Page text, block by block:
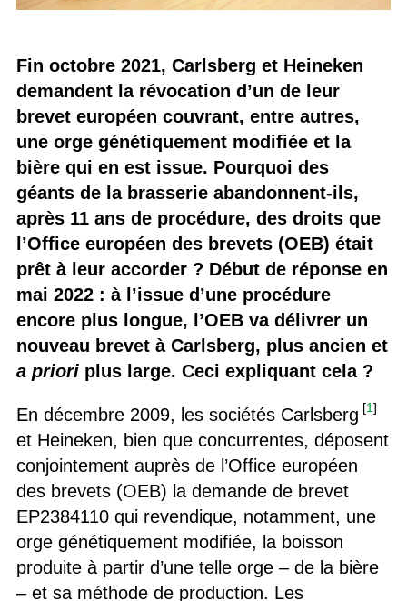
Fin octobre 2021, Carlsberg et Heineken
demandent la révocation d’un de leur
brevet européen couvrant, entre autres,
une orge génétiquement modifiée et la
bière qui en est issue. Pourquoi des
géants de la brasserie abandonnent-ils,
après 11 ans de procédure, des droits que
l’Office européen des brevets (OEB) était
prêt à leur accorder ? Début de réponse en
mai 2022 : à l’issue d’une procédure
encore plus longue, l’OEB va délivrer un
nouveau brevet à Carlsberg, plus ancien et
a prioriplus large. Ceci expliquant cela ?
En décembre 2009, les sociétés Carlsberg [1]
et Heineken, bien que concurrentes, déposent
conjointement auprès de l’Office européen
des brevets (OEB) la demande de brevet
EP2384110 qui revendique, notamment, une
orge génétiquement modifiée, la boisson
produite à partir d’une telle orge – de la bière
– et sa méthode de production. Les